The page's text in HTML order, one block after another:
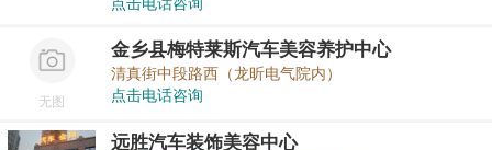
点击电话咨询
无图
金乡县梅特莱斯汽车美容养护中心
清真街中段路西（龙昕电气院内）
点击电话咨询
远胜汽车装饰美容中心